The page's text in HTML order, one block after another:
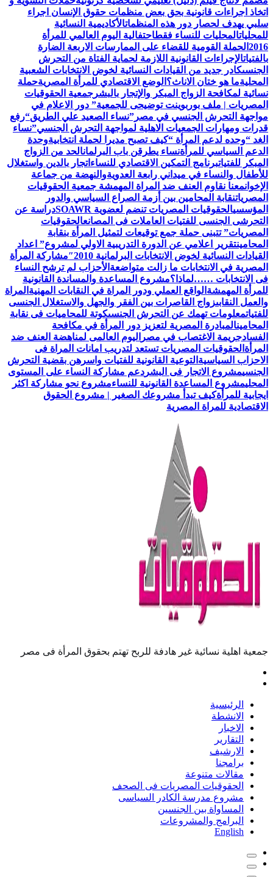
اتخاذ اجراءات قانونية بحق بعض منظمات حقوق الإنسان اجراء
سلبي يهدف لحصار دور هذه المنظماتالأكاديمية النسائية
للمحلياتالمحليات للنساء فقطاحتفالية اليوم العالمي للمرأة
2016 الحملة القومية للقضاء على الممارسات الاربعة الضارة
بالفتياتالإجراءات القانونية اللازمة لحماية الفتاة من التحرش
الجنسىكادر جديد من القيادات النسائية لخوض الانتخابات الشعبية
المحليةما هو ختان الاناث؟ الوضع الاقتصادي للمرأة المصريةحملة
نسائية لمكافحة الزواج المبكر والإتجار بالبشر جمعية الحقوقيات
المصريات | ملف بوربوينت توضيحى للجمعية” دور الاعلام في
مواجهة التحرش الجنسي في مصر”نساء الصعيد علي الطريق“رفع
قدرات ومهارات الجمعيات الاهلية لمواجهة التحرش الجنسي”نساء
الغد “وحده لدعم المرأة “كيف تصبح مديرا لحملة انتخابيةوحدة
الدعم السياسي للمرأةنساء يطرقن باب البرلمانالحد من الزواج
المبكر للفتياتبرنامج التمكين الاقتصادي للنساء اتجار بالدين واستغلال
للأطفال والنساء في ميداني رابعة العدويةوالنهضة من جماعة
الإخوانمعنا نقاوم العنف ضد المراة المهمشة جمعية الحقوقيات
المصرياتنقابة المحامين بين أزمة الصراع السياسي والدور
المؤسسيالحقوقيات المصريات تنضم لعضوية SOAWR
دراسة عن
التحرشى الجنسى للفتيات العاملات فى المصانعالحقوقيات
المصريات” تتبنى حملة جمع توقيعات لتمثيل المرأة بنقابة
المحامينتقرير اعلامي عن الدورة التدريبية الاولي لمشروع” اعداد
القيادات النسائية لخوض الانتخابات البرلمانية 2010″
مشاركة المرأة
المصرية في الانتخابات ما زالت متواضعة الأحزاب لم ترشح النساء
فى الانتخابات ……لماذا؟مشروع المساعدة والمساندة القانونية
للمرأة المهمشة الواقع العملي ودور المراة في النقابات المهنية المراة
والعمل النقابىزواج القاصرات بين الفقر والجهل والاستغلال الجنسى
للفتياتمعلومات تهمك عن التحرش الجنسىكوتة للمحاميات فى نقابة
المحامينالمبادرة المصرية لتعزيز دور المرأة في مكافحة
الفسادجريمة الاغتصاب في مصر اليوم العالمى لمناهضة العنف ضد
المرأة الحقوقيات المصريات تستعد لتدريب امانات المراة فى
الاحزاب السياسية التوعية القانونية للفتيات واسرهن بقضية التحرش
الجنسيمشروع الاتجار فى البشر دعم مشاركة النساء على المستوى
المحليمشروع المساعدة القانونية للنساءمشروع نحو مشاركة اكثر
ايجابية للمرأةكيف تبدأ مشروعك الصغير | مشروع الحقوق
الاقتصادية للمراة المصرية
جمعية اهلية نسائية غير هادفة للربح تهتم بحقوق المرأة فى مصر
الرئيسية
الانشطة
الاخبار
التقارير
الارشيف
برامجنا
مقالات متنوعة
الحقوقيات المصريات فى الصحف
مشروع مدرسة الكادر السياسى
المساواة بين الجنسين
البرامج والمشروعات
English